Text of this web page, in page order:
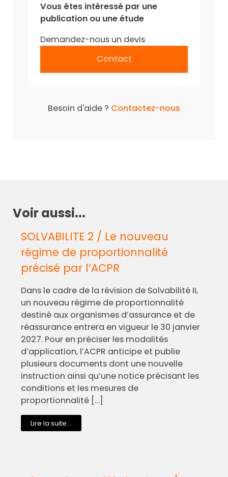
Vous êtes intéressé par une
publication ou une étude
Demandez-nous un devis
Contact
Besoin d'aide ? Contactez-nous
Voir aussi...
SOLVABILITE 2 / Le nouveau
régime de proportionnalité
précisé par l’ACPR
Dans le cadre de la révision de Solvabilité II,
un nouveau régime de proportionnalité
destiné aux organismes d’assurance et de
réassurance entrera en vigueur le 30 janvier
2027. Pour en préciser les modalités
d’application, l’ACPR anticipe et publie
plusieurs documents dont une nouvelle
instruction ainsi qu’une notice précisant les
conditions et les mesures de
proportionnalité […]
Lire la suite...